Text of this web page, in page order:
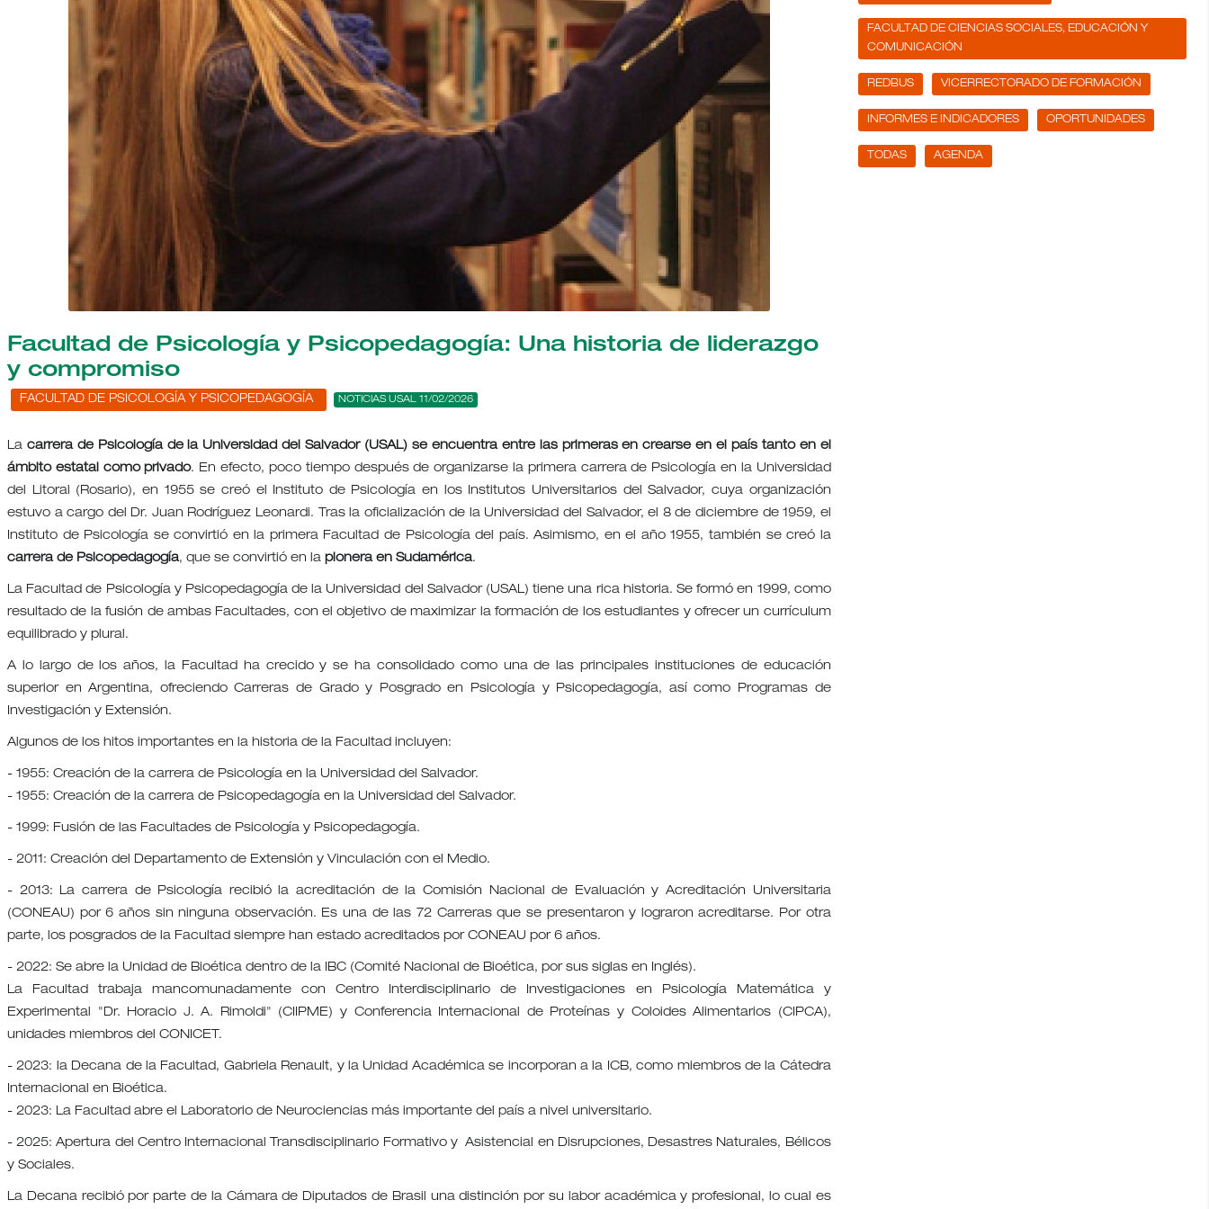
Facultad de Psicología y Psicopedagogía: Una historia de liderazgo
y compromiso
FACULTAD DE PSICOLOGÍA Y PSICOPEDAGOGÍA NOTICIAS USAL 11/02/2026
La carrera de Psicología de la Universidad del Salvador (USAL) se encuentra entre las primeras en crearse en el país tanto en el
ámbito estatal como privado. En efecto, poco tiempo después de organizarse la primera carrera de Psicología en la Universidad
del Litoral (Rosario), en 1955 se creó el Instituto de Psicología en los Institutos Universitarios del Salvador, cuya organización
estuvo a cargo del Dr. Juan Rodríguez Leonardi. Tras la oficialización de la Universidad del Salvador, el 8 de diciembre de 1959, el
Instituto de Psicología se convirtió en la primera Facultad de Psicología del país. Asimismo, en el año 1955, también se creó la
carrera de Psicopedagogía, que se convirtió en la pionera en Sudamérica.
La Facultad de Psicología y Psicopedagogía de la Universidad del Salvador (USAL) tiene una rica historia. Se formó en 1999, como
resultado de la fusión de ambas Facultades, con el objetivo de maximizar la formación de los estudiantes y ofrecer un currículum
equilibrado y plural.
A lo largo de los años, la Facultad ha crecido y se ha consolidado como una de las principales instituciones de educación
superior en Argentina, ofreciendo Carreras de Grado y Posgrado en Psicología y Psicopedagogía, así como Programas de
Investigación y Extensión.
Algunos de los hitos importantes en la historia de la Facultad incluyen:
- 1955: Creación de la carrera de Psicología en la Universidad del Salvador.
- 1955: Creación de la carrera de Psicopedagogía en la Universidad del Salvador.
- 1999: Fusión de las Facultades de Psicología y Psicopedagogía.
- 2011: Creación del Departamento de Extensión y Vinculación con el Medio.
- 2013: La carrera de Psicología recibió la acreditación de la Comisión Nacional de Evaluación y Acreditación Universitaria
(CONEAU) por 6 años sin ninguna observación. Es una de las 72 Carreras que se presentaron y lograron acreditarse. Por otra
parte, los posgrados de la Facultad siempre han estado acreditados por CONEAU por 6 años.
- 2022: Se abre la Unidad de Bioética dentro de la IBC (Comité Nacional de Bioética, por sus siglas en Inglés).
La Facultad trabaja mancomunadamente con Centro Interdisciplinario de Investigaciones en Psicología Matemática y
Experimental "Dr. Horacio J. A. Rimoldi" (CIIPME) y Conferencia Internacional de Proteínas y Coloides Alimentarios (CIPCA),
unidades miembros del CONICET.
- 2023: la Decana de la Facultad, Gabriela Renault, y la Unidad Académica se incorporan a la ICB, como miembros de la Cátedra
Internacional en Bioética.
- 2023: La Facultad abre el Laboratorio de Neurociencias más importante del país a nivel universitario.
- 2025: Apertura del Centro Internacional Transdisciplinario Formativo y Asistencial en Disrupciones, Desastres Naturales, Bélicos
y Sociales.
La Decana recibió por parte de la Cámara de Diputados de Brasil una distinción por su labor académica y profesional, lo cual es
FACULTAD DE CIENCIAS SOCIALES, EDUCACIÓN Y
COMUNICACIÓN
REDBUS VICERRECTORADO DE FORMACIÓN
INFORMES E INDICADORES OPORTUNIDADES
TODAS AGENDA